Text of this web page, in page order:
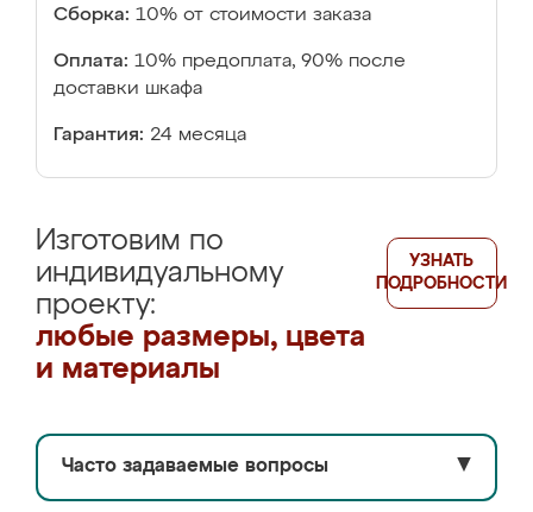
Сборка: 10% от стоимости заказа
Оплата: 10% предоплата, 90% после
доставки шкафа
Гарантия: 24 месяца
Изготовим по
индивидуальному
проекту:
любые размеры, цвета
и материалы
УЗНАТЬ
ПОДРОБНОСТИ
Часто задаваемые вопросы ▼